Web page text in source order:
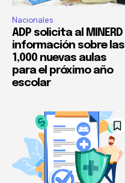
Nacionales
ADP solicita al MINERD
información sobre las
1,000 nuevas aulas
para el próximo año
escolar